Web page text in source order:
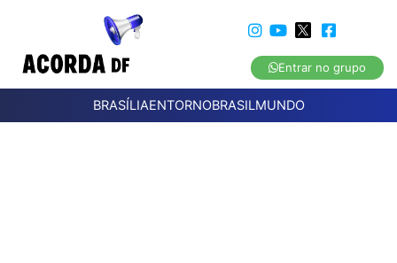
Entrar no grupo
BRASÍLIAENTORNOBRASILMUNDO